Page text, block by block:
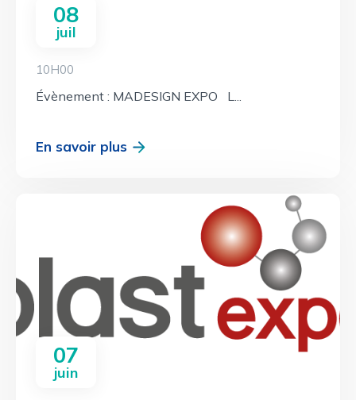
08
juil
10H00
Évènement : MADESIGN EXPO L...
En savoir plus
07
juin